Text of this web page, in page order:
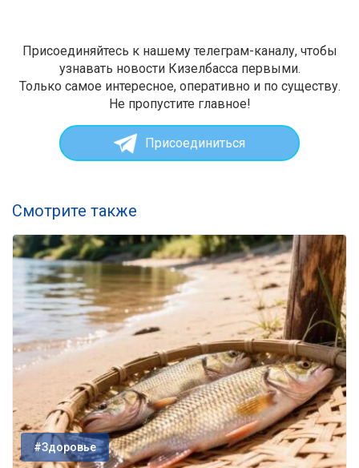
Присоединяйтесь к нашему телеграм-каналу, чтобы
узнавать новости Кизелбасса первыми.
Только самое интересное, оперативно и по существу.
Не пропустите главное!
Присоединиться
Смотрите также
#Здоровье